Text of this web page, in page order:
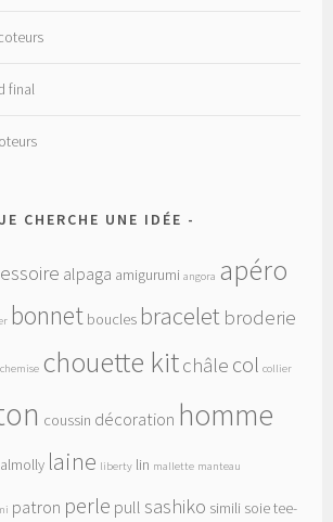
final
JE CHERCHE UNE IDÉE
alpaga amigurumi angora apéro
bonnet boucles bracelet broderie
chemise chouette kitchâle col collier
coussin décoration homme
laine liberty lin mallette manteau
patron perle pull sashiko simili soietee-